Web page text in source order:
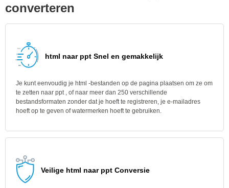
converteren
html naar ppt Snel en gemakkelijk
Je kunt eenvoudig je html -bestanden op de pagina plaatsen om ze om
te zetten naar ppt , of naar meer dan 250 verschillende
bestandsformaten zonder dat je hoeft te registreren, je e-mailadres
hoeft op te geven of watermerken hoeft te gebruiken.
Veilige html naar ppt Conversie